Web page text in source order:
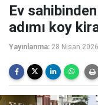
Ev
adımı koy
Yayınlanma: 28 Nisan